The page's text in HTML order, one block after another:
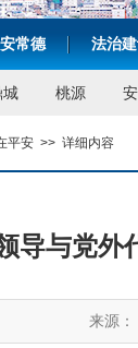
常德 | 法治
城 桃源
平安 >> 详细内容
导与党外
来源：